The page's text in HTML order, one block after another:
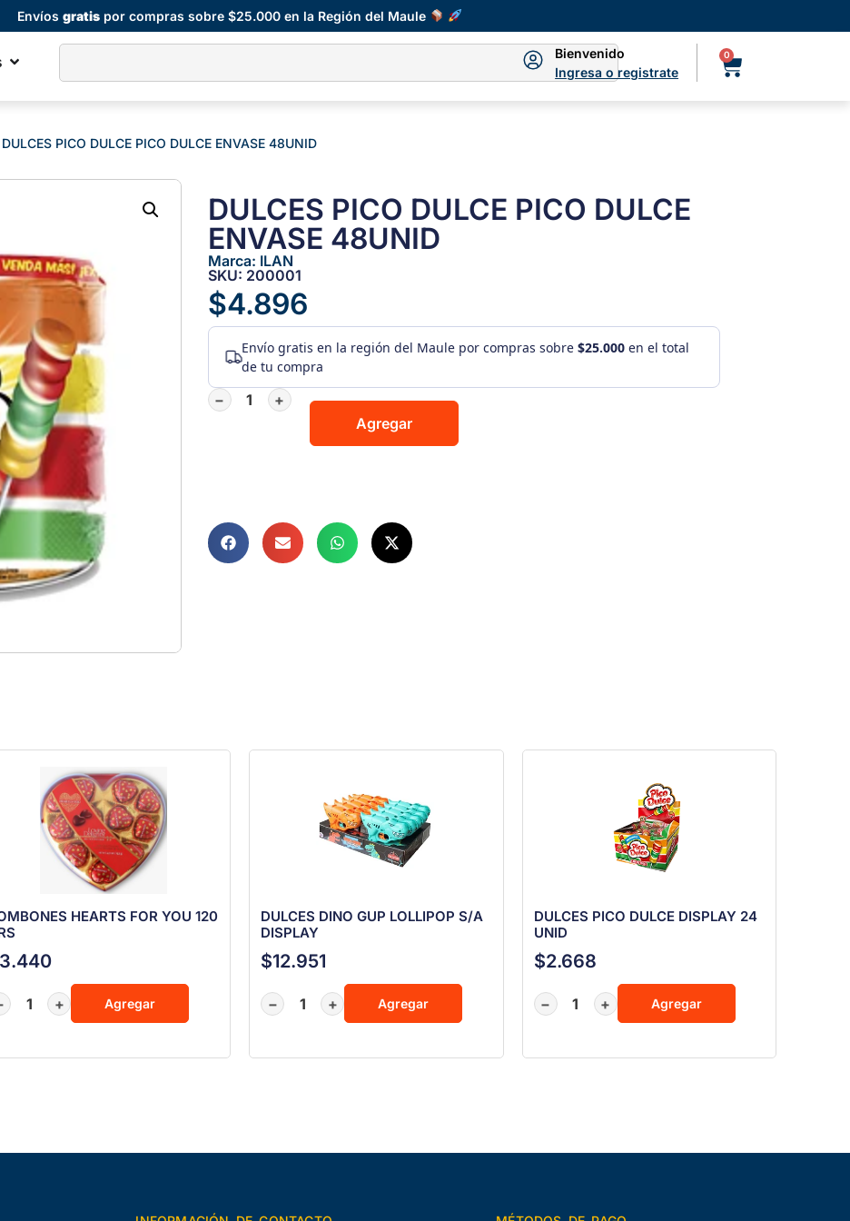
Envíosgratis por compras sobre $25.000 en la Región del Maule
Bienvenido
Ingresa o registrate
0
PICO DULCE PICO DULCE ENVASE 48UNID
DULCES PICO DULCE PICO DULCE
ENVASE 48UNID
Marca: ILAN
SKU: 200001
$4.896
Envío gratis en la región del Maule por compras sobre $25.000en el total
de tu compra
−
+
Agregar
HEARTS FOR YOU 120
3.440
+ Agregar
DULCES DINO GUP LOLLIPOP S/A
DISPLAY
$12.951
− + Agregar
DULCES PICO DULCE DISPLAY 24
UNID
$2.668
− + Agregar